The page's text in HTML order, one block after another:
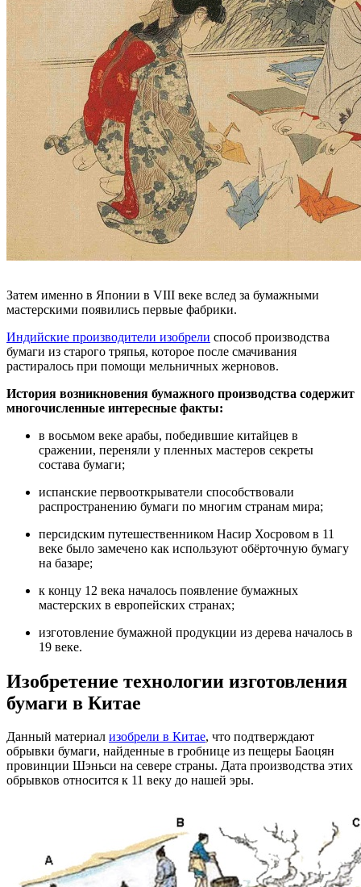
Затем именно в Японии в VIII веке вслед за бумажными
мастерскими появились первые фабрики.
Индийские производители изобрели способ производства
бумаги из старого тряпья, которое после смачивания
растиралось при помощи мельничных жерновов.
История возникновения бумажного производства содержит
многочисленные интересные факты:
в восьмом веке арабы, победившие китайцев в
сражении, переняли у пленных мастеров секреты
состава бумаги;
испанские первооткрыватели способствовали
распространению бумаги по многим странам мира;
персидским путешественником Насир Хосровом в 11
веке было замечено как используют обёрточную бумагу
на базаре;
к концу 12 века началось появление бумажных
мастерских в европейских странах;
изготовление бумажной продукции из дерева началось в
19 веке.
Изобретение технологии изготовления
бумаги в Китае
Данный материал изобрели в Китае, что подтверждают
обрывки бумаги, найденные в гробнице из пещеры Баоцян
провинции Шэньси на севере страны. Дата производства этих
обрывков относится к 11 веку до нашей эры.